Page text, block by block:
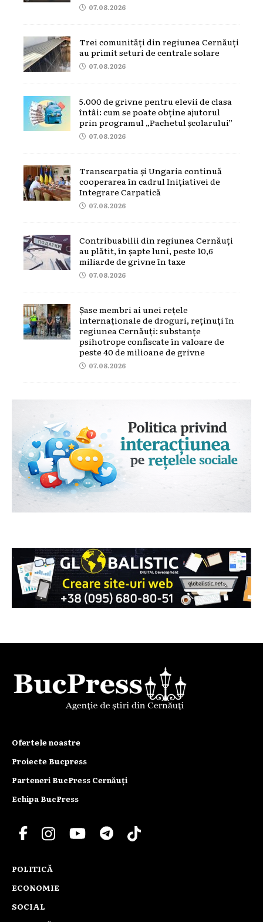
07.08.2026
Trei comunități din regiunea Cernăuți
au primit seturi de centrale solare
07.08.2026
5.000 de grivne pentru elevii de clasa
întâi: cum se poate obține ajutorul
prin programul „Pachetul școlarului”
07.08.2026
Transcarpatia și Ungaria continuă
cooperarea în cadrul Inițiativei de
Integrare Carpatică
07.08.2026
Contribuabilii din regiunea Cernăuți
au plătit, în șapte luni, peste 10,6
miliarde de grivne în taxe
07.08.2026
Șase membri ai unei rețele
internaționale de droguri, reținuți în
regiunea Cernăuți: substanțe
psihotrope confiscate în valoare de
peste 40 de milioane de grivne
07.08.2026
Ofertele noastre
Proiecte Bucpress
Parteneri BucPress Cernăuți
Echipa BucPress
POLITICĂ
ECONOMIE
SOCIAL